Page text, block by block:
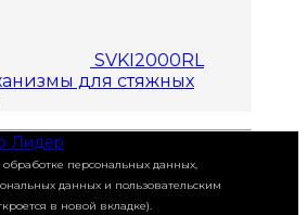
SVKI2000RL
для стяжных
Лидер
персональных данных,
данных и пользовательским
в новой вкладке).